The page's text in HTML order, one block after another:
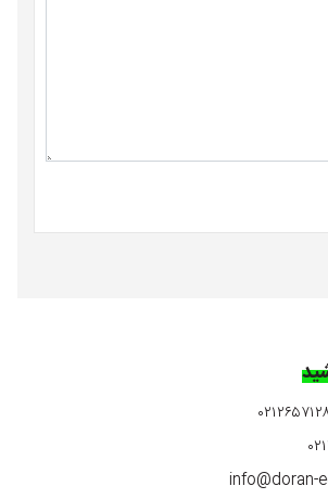
info@doran-